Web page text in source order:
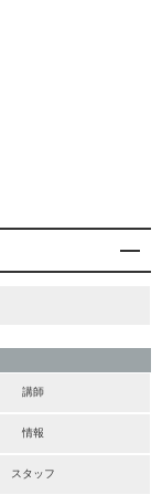
講師
情報
スタッフ